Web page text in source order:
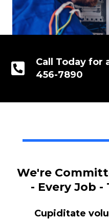
Call Today for
456-7890
We're
- Every Job -
Cupiditate